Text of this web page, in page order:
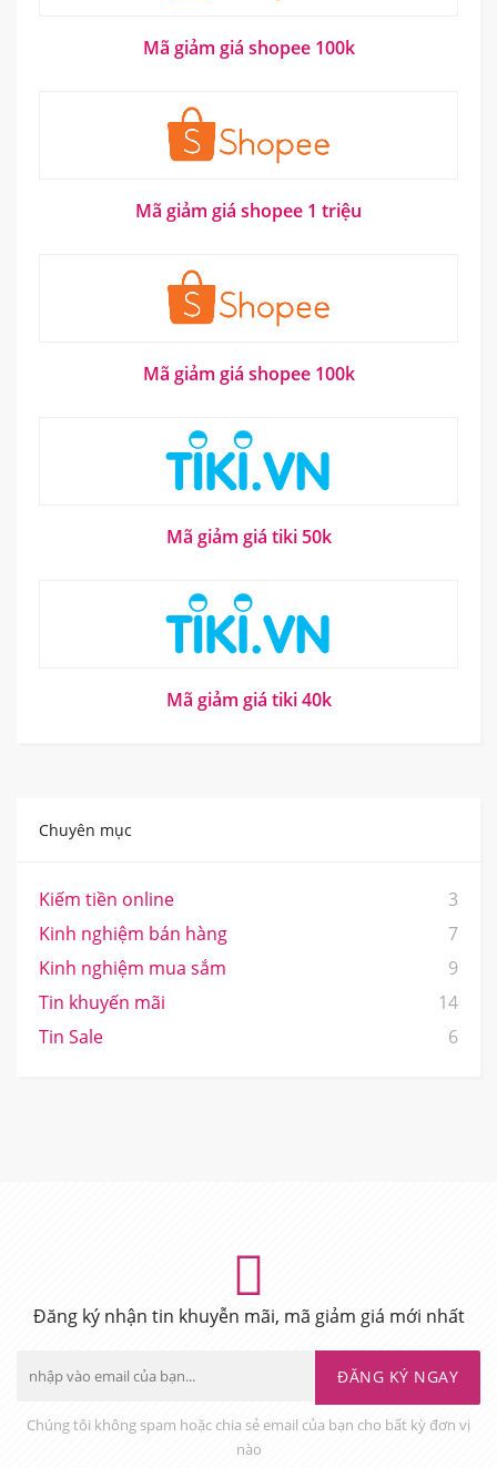
Mã giảm giá shopee 100k
Mã giảm giá shopee 1 triệu
Mã giảm giá shopee 100k
Mã giảm giá tiki 50k
Mã giảm giá tiki 40k
Chuyên mục
Kiếm tiền online
3
Kinh nghiệm bán hàng
7
Kinh nghiệm mua sắm
9
Tin khuyến mãi
14
Tin Sale
6
Đăng ký nhận tin khuyễn mãi, mã giảm giá mới nhất
ĐĂNG KÝ NGAY
Chúng tôi không spam hoặc chia sẻ email của bạn cho bất kỳ đơn vị
nào